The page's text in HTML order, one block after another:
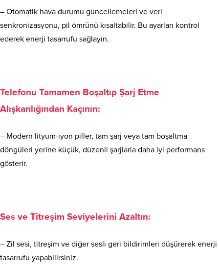
– Otomatik hava durumu güncellemeleri ve veri
senkronizasyonu, pil ömrünü kısaltabilir. Bu ayarları kontrol
ederek enerji tasarrufu sağlayın.
Telefonu Tamamen Boşaltıp Şarj Etme
Alışkanlığından Kaçının:
– Modern lityum-iyon piller, tam şarj veya tam boşaltma
döngüleri yerine küçük, düzenli şarjlarla daha iyi performans
gösterir.
Ses ve Titreşim Seviyelerini Azaltın:
– Zil sesi, titreşim ve diğer sesli geri bildirimleri düşürerek enerji
tasarrufu yapabilirsiniz.